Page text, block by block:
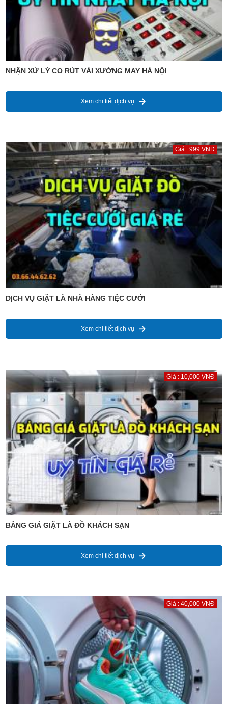
NHẬN XỬ LÝ CO RÚT VẢI XƯỞNG MAY HÀ NỘI
Xem chi tiết dịch vụ
Giá : 999 VNĐ
DỊCH VỤ GIẶT LÀ NHÀ HÀNG TIỆC CƯỚI
Xem chi tiết dịch vụ
Giá : 10,000 VNĐ
BẢNG GIÁ GIẶT LÀ ĐỒ KHÁCH SẠN
Xem chi tiết dịch vụ
Giá : 40,000 VNĐ